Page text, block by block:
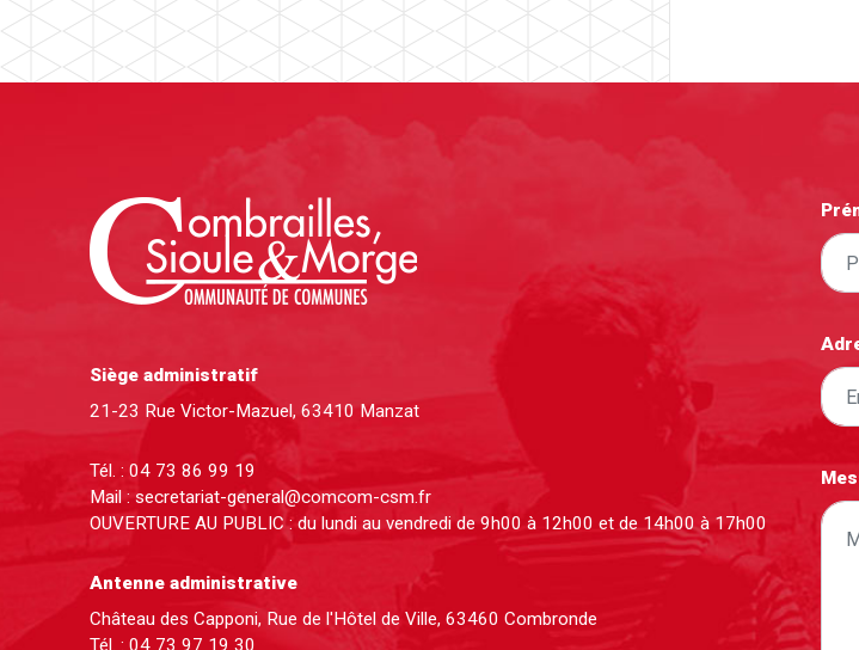
Siège administratif
21-23 Rue Victor-Mazuel, 63410 Manzat
Tél. : 04 73 86 99 19
Mail : secretariat-general@comcom-csm.fr
OUVERTURE AU PUBLIC : du lundi au vendredi de 9h00 à 12h00 et de 14h00 à 17h00
Antenne administrative
Château des Capponi, Rue de l'Hôtel de Ville, 63460 Combronde
Tél. : 04 73 97 19 30